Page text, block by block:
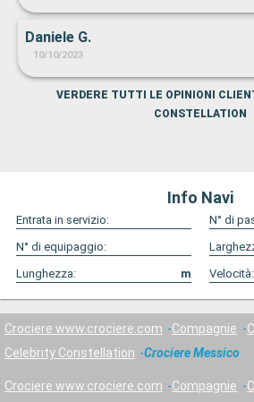
Daniele G.
10/10/2023
VERDERE TUTTI LE OPINIONI
CONSTELLATION
Info Navi
Entrata in servizio:
N° di
N° di equipaggio:
Lunghezza:
m Velocità:
Crociere www.crociere.com Compagnie
Celebrity Constellation
Crociere Messico
Crociere www.crociere.com Compagnie